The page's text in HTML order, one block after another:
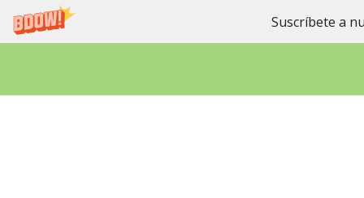
Suscríbete a
contenido